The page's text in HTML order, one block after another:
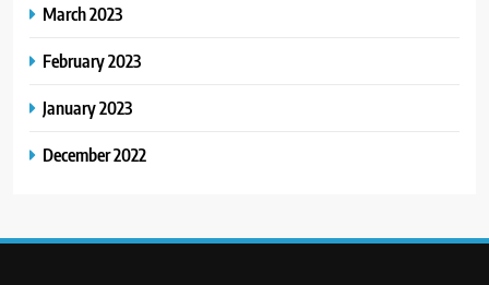
March 2023
February 2023
January 2023
December 2022